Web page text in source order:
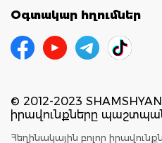
Օգտակար հղումներ
© 2012-2023
իրավունքները
Հեղինակային բոլոր